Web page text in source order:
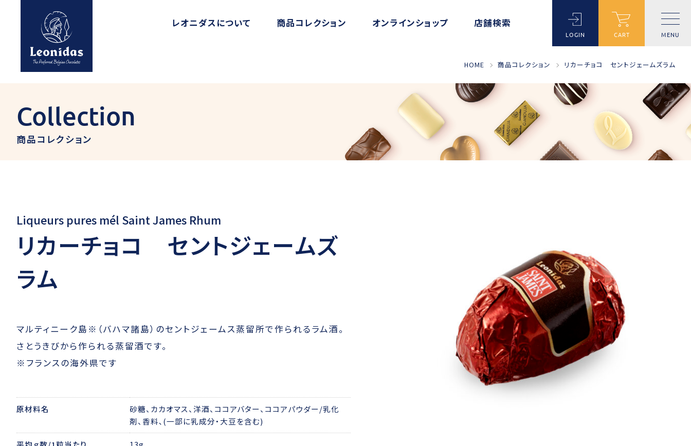
レオニダスについて 商品コレクション オンラインショップ 店舗検索
LOGIN CART MENU
HOME 商品コレクション リカーチョコ セントジェームズラム
Collection
商品コレクション
Liqueurs pures mél Saint James Rhum
リカーチョコ セントジェームズ
ラム
マルティニーク島※（バハマ諸島）のセントジェームス蒸留所で作られるラム酒。
さとうきびから作られる蒸留酒です。
※フランスの海外県です
原材料名
砂糖、カカオマス、洋酒、ココアバター、ココアパウダー/乳化
剤、香料､(一部に乳成分・大豆を含む)